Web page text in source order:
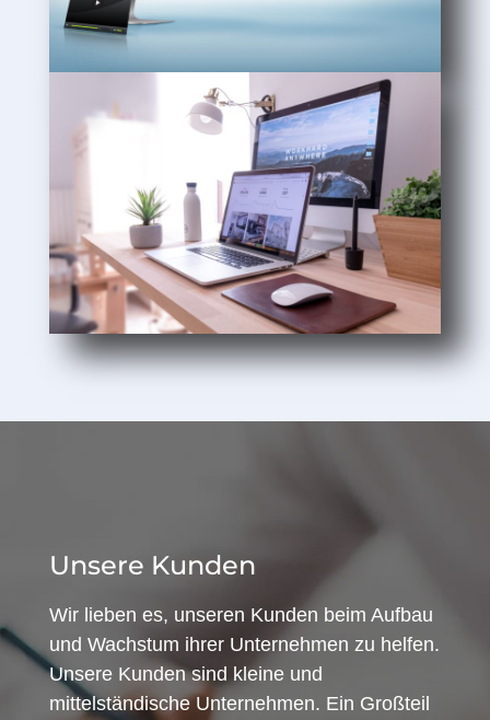
Unsere Kunden
Wir lieben es, unseren Kunden beim Aufbau
und Wachstum ihrer Unternehmen zu helfen.
Unsere Kunden sind kleine und
mittelständische Unternehmen. Ein Großteil